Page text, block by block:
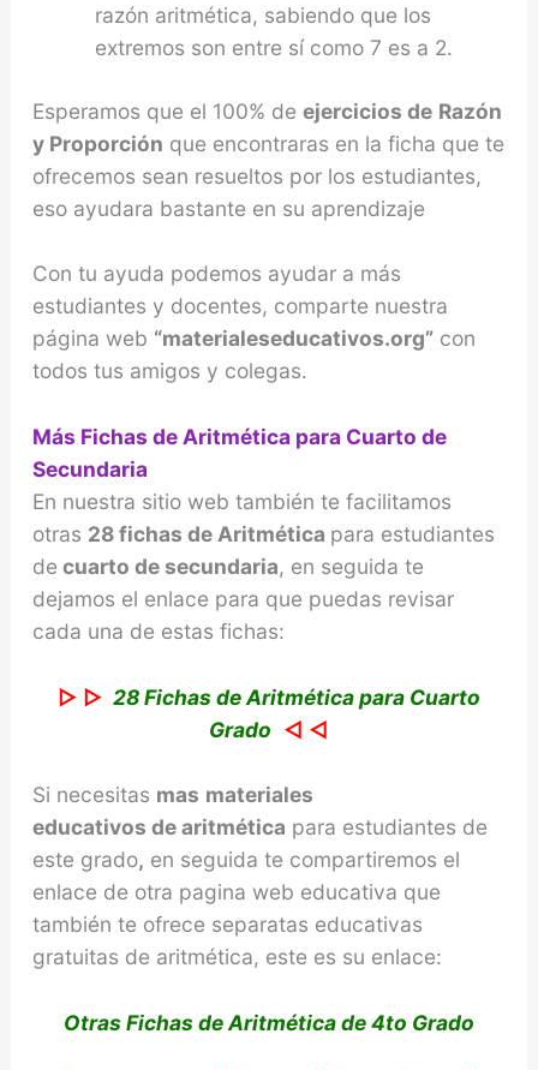
razón aritmética, sabiendo que los
extremos son entre sí como 7 es a 2.
Esperamos que el 100% de ejercicios de Razón
y Proporción que encontraras en la ficha que te
ofrecemos sean resueltos por los estudiantes,
eso ayudara bastante en su aprendizaje
Con tu ayuda podemos ayudar a más
estudiantes y docentes, comparte nuestra
página web “materialeseducativos.org”con
todos tus amigos y colegas.
Más Fichas de Aritmética para Cuarto de
Secundaria
En nuestra sitio web también te facilitamos
otras 28 fichas de Aritmética para estudiantes
de cuarto de secundaria, en seguida te
dejamos el enlace para que puedas revisar
cada una de estas fichas:
▷ ▷ 28 Fichas de Aritmética para Cuarto
Grado ◁ ◁
Si necesitas mas materiales
educativos dearitmética para estudiantes de
este grado, en seguida te compartiremos el
enlace de otra pagina web educativa que
también te ofrece separatas educativas
gratuitas de aritmética, este es su enlace:
Otras Fichas de Aritmética de 4to Grado